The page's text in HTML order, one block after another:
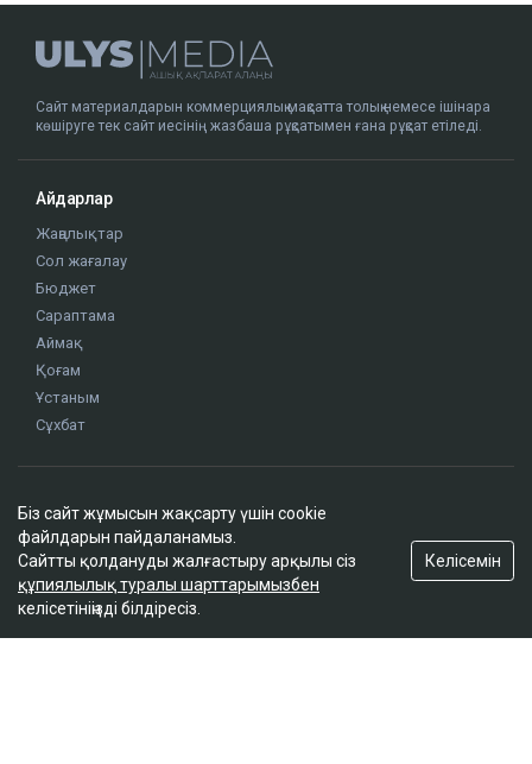
Сайт материалдарын коммерциялық мақсатта толық немесе ішінара
көшіруге тек сайт иесінің жазбаша рұқсатымен ғана рұқсат етіледі.
Айдарлар
Жаңалықтар
Сол жағалау
Бюджет
Сараптама
Аймақ
Қоғам
Ұстаным
Сұхбат
Жоба туралы
Сайт ережелері
Сайттағы жарнама
Байланыс
Редакциялық саясат
Біз сайт жұмысын жақсарту үшін cookie
файлдарын пайдаланамыз.
Сайтты қолдануды жалғастыру арқылы сіз
құпиялылық туралы шарттарымызбен
келісетініңізді білдіресіз.
Келісемін